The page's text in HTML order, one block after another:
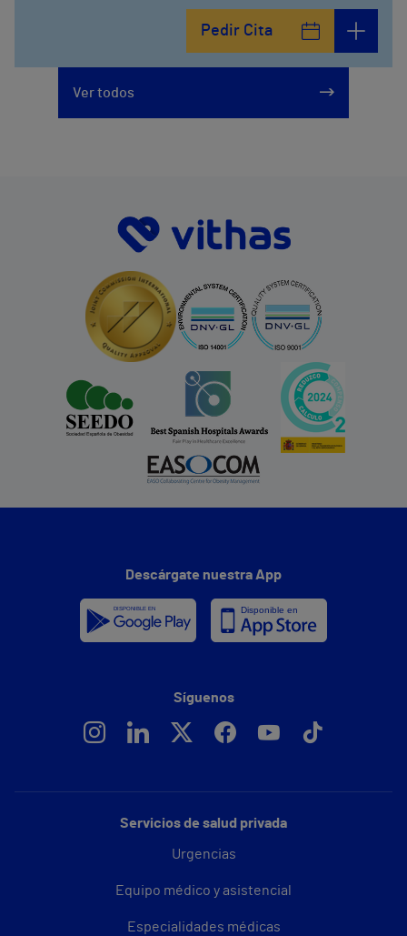
Pedir Cita
Ver todos
Servicios de salud privada
Urgencias
Equipo médico y asistencial
Especialidades médicas
Descárgate nuestra App
Síguenos